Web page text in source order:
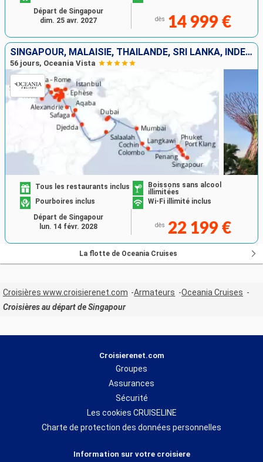
dès 14 999 €
Départ de Singapour
dim. 25 avr. 2027
SINGAPOUR, MALAISIE, THAÏLANDE, SRI LANKA, INDE, EMIRATS ARABES UNIS, OMAN, ARABIE SAOUDITE, JORDANIE, EGYPTE, TURQUIE, GRÈCE, MONTÉNÉGRO, CROATIE, MALTE, ITALIE
56 jours, Oceania Vista
Tous les restaurants inclus
Boissons sans alcool
illimitées
Pourboires inclus
Wi-Fi illimité inclus
dès 22 199 €
Départ de Singapour
lun. 14 févr. 2028
La flotte de Oceania Cruises
Croisières www.croisierenet.com Armateurs
Oceania Cruises
Croisières au départ de Singapour
Croisierenet.com
Groupes
Assurances
Sécurité
Les cookies CRUISELINE
Charte de protection des données personnelles
Information sur votre croisiere